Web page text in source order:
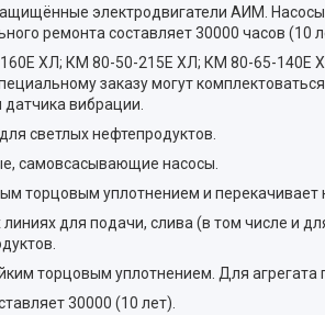
электродвигатели АИМ.
ремонта составляет 30000 часов (10
ХЛ; КМ 80-50-215Е ХЛ; КМ 80-65-140Е
заказу могут
вибрации.
светлых нефтепродуктов.
самовсасывающие насосы.
уплотнением и перекачивает
для подачи, слива (в том числе и
торцовым уплотнением. Для
30000 (10 лет).